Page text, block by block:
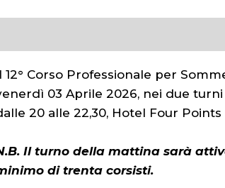
12° Corso Professionale per
03 Aprile 2026, nei due turni
20 alle 22,30, Hotel Four
Il turno della mattina sarà
di trenta corsisti.